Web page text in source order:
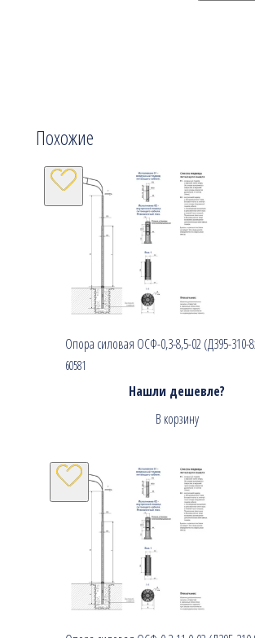
Похожие
Опора силовая ОСФ-0,3-8,5-02 (Д395-310-
60581
Нашли дешевле?
В корзину